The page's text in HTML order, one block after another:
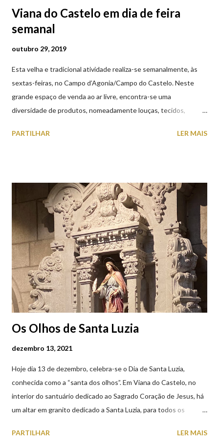
Viana do Castelo em dia de feira
semanal
outubro 29, 2019
Esta velha e tradicional atividade realiza-se semanalmente, às
sextas-feiras, no Campo d’Agonia/Campo do Castelo. Neste
grande espaço de venda ao ar livre, encontra-se uma
diversidade de produtos, nomeadamente louças, tecidos,
cobres entre muitos outros. Horário de funcionamento | Verão
(2019.10.25) Feira Semanal em Viana do Castelo (2019.10.25)
Feira Semanal em Viana do Castelo (2019.10.25) Feira Semanal
em Viana do Castelo (2019.10.25) Feira Semanal em Viana do
Castelo (2019.10.25) Feira Semanal em Viana do Castelo
(2019.10.25)
PARTILHAR LER MAIS
Os Olhos de Santa Luzia
dezembro 13, 2021
Hoje dia 13 de dezembro, celebra-se o Dia de Santa Luzia,
conhecida como a “santa dos olhos”. Em Viana do Castelo, no
interior do santuário dedicado ao Sagrado Coração de Jesus, há
um altar em granito dedicado a Santa Luzia, para todos os
uma capela dedicada a Santa Luzia construída no cimo do monte
PARTILHAR LER MAIS